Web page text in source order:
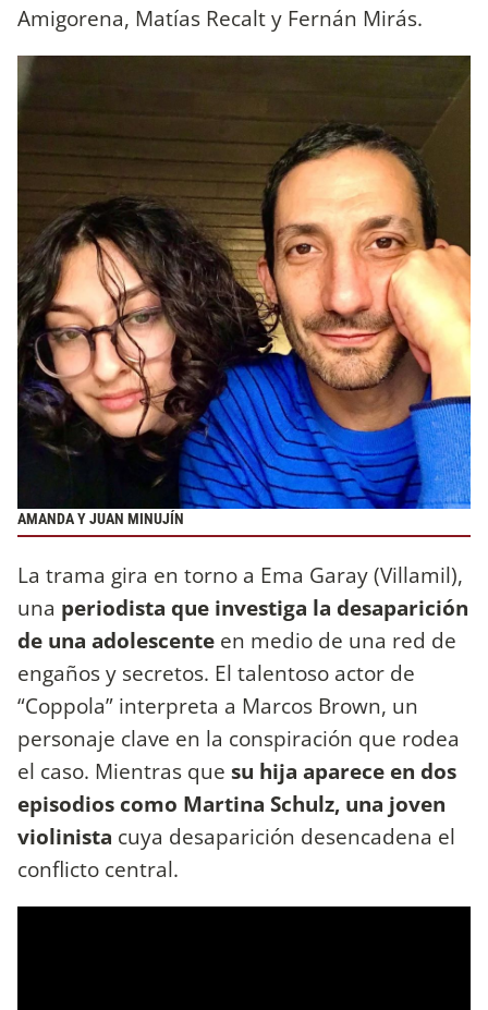
Amigorena, Matías Recalt y Fernán Mirás.
AMANDA Y JUAN MINUJÍN
La trama gira en torno a Ema Garay (Villamil),
una periodista que investiga la desaparición
de una adolescente en medio de una red de
engaños y secretos. El talentoso actor de
“Coppola” interpreta a Marcos Brown, un
personaje clave en la conspiración que rodea
el caso. Mientras que su hija aparece en dos
episodios como Martina Schulz, una joven
violinista cuya desaparición desencadena el
conflicto central.